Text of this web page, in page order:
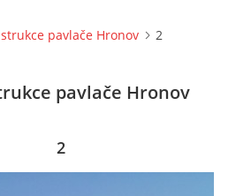
pavlače Hronov 2
pavlače Hronov
2